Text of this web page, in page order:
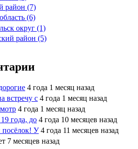
район (7)
(6)
округ (1)
район (5)
4 года 1 месяц назад
встречу с 4 года 1 месяц назад
4 года 1 месяц назад
года, до 4 года 10 месяцев назад
посёлок! У 4 года 11 месяцев назад
7 месяцев назад